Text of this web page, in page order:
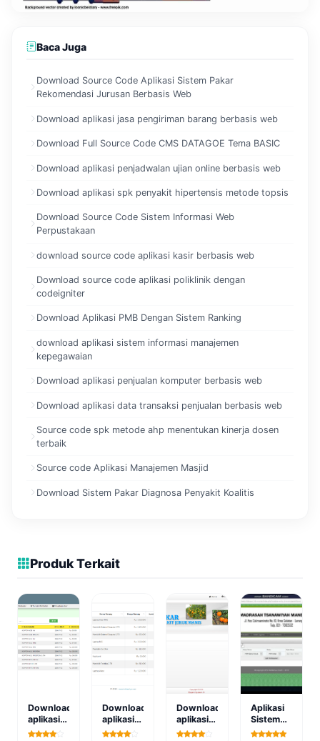
Baca Juga
Download Source Code Aplikasi Sistem Pakar
Rekomendasi Jurusan Berbasis Web
Download aplikasi jasa pengiriman barang berbasis web
Download Full Source Code CMS DATAGOE Tema BASIC
Download aplikasi penjadwalan ujian online berbasis web
Download aplikasi spk penyakit hipertensis metode topsis
Download Source Code Sistem Informasi Web
Perpustakaan
download source code aplikasi kasir berbasis web
Download source code aplikasi poliklinik dengan
codeigniter
Download Aplikasi PMB Dengan Sistem Ranking
download aplikasi sistem informasi manajemen
kepegawaian
Download aplikasi penjualan komputer berbasis web
Download aplikasi data transaksi penjualan berbasis web
Source code spk metode ahp menentukan kinerja dosen
terbaik
Source code Aplikasi Manajemen Masjid
Download Sistem Pakar Diagnosa Penyakit Koalitis
Produk Terkait
Download
aplikasi
sistem
Download
aplikasi
data
Download
aplikasi
sistem
Aplikasi
Sistem
Informasi